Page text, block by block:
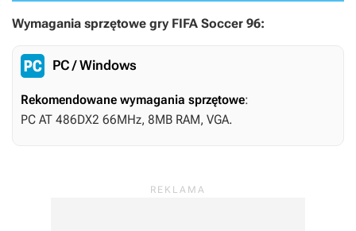
Wymagania sprzętowe gry FIFA Soccer 96:
PC / Windows
Rekomendowane wymagania sprzętowe:
PC AT 486DX2 66MHz, 8MB RAM, VGA.